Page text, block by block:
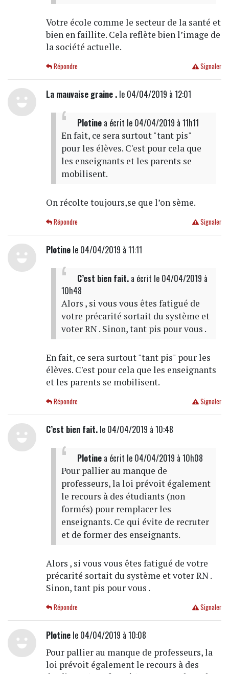
Votre école comme le secteur de la santé et
bien en faillite. Cela reflète bien l’image de
la société actuelle.
Signaler
Répondre
La mauvaise graine .le 04/04/2019 à 12:01
Plotinea écrit le 04/04/2019 à 11h11
En fait, ce sera surtout "tant pis"
pour les élèves. C'est pour cela que
les enseignants et les parents se
mobilisent.
On récolte toujours,se que l’on sème.
Signaler
Répondre
Plotinele 04/04/2019 à 11:11
C’est bien fait.a écrit le 04/04/2019 à
10h48
Alors , si vous vous êtes fatigué de
votre précarité sortait du système et
voter RN . Sinon, tant pis pour vous .
En fait, ce sera surtout "tant pis" pour les
élèves. C'est pour cela que les enseignants
et les parents se mobilisent.
Signaler
Répondre
C’est bien fait.le 04/04/2019 à 10:48
Plotinea écrit le 04/04/2019 à 10h08
Pour pallier au manque de
professeurs, la loi prévoit également
le recours à des étudiants (non
formés) pour remplacer les
enseignants. Ce qui évite de recruter
et de former des enseignants.
Alors , si vous vous êtes fatigué de votre
précarité sortait du système et voter RN .
Sinon, tant pis pour vous .
Signaler
Répondre
Plotinele 04/04/2019 à 10:08
Pour pallier au manque de professeurs, la
loi prévoit également le recours à des